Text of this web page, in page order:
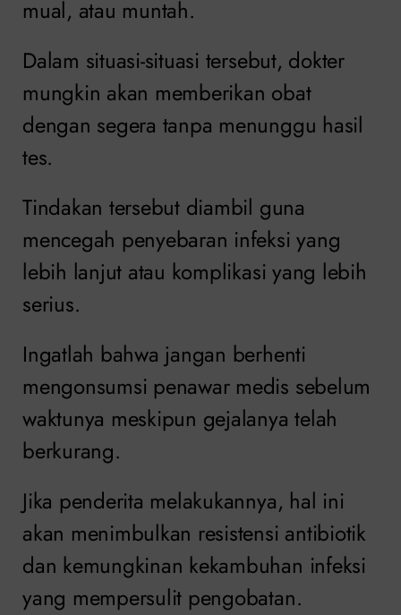
mual, atau muntah.
Dalam situasi-situasi tersebut, dokter
mungkin akan memberikan obat
dengan segera tanpa menunggu hasil
tes.
Tindakan tersebut diambil guna
mencegah penyebaran infeksi yang
lebih lanjut atau komplikasi yang lebih
serius.
Ingatlah bahwa jangan berhenti
mengonsumsi penawar medis sebelum
waktunya meskipun gejalanya telah
berkurang.
Jika penderita melakukannya, hal ini
akan menimbulkan resistensi antibiotik
dan kemungkinan kekambuhan infeksi
yang mempersulit pengobatan.